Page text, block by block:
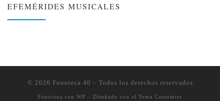
EFEMÉRIDES MUSICALES
© 2026 Fonoteca 40 – Todos los derechos reservados
Funciona con WP – Diseñado con el Tema Customizr